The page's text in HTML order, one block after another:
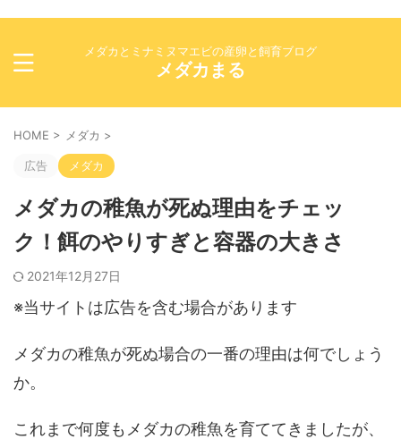
メダカとミナミヌマエビの産卵と飼育ブログ
メダカまる
HOME > メダカ >
広告 メダカ
メダカの稚魚が死ぬ理由をチェッ
ク！餌のやりすぎと容器の大きさ
2021年12月27日
※当サイトは広告を含む場合があります
メダカの稚魚が死ぬ場合の一番の理由は何でしょう
か。
これまで何度もメダカの稚魚を育ててきましたが、